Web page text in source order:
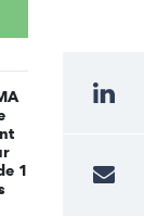
1